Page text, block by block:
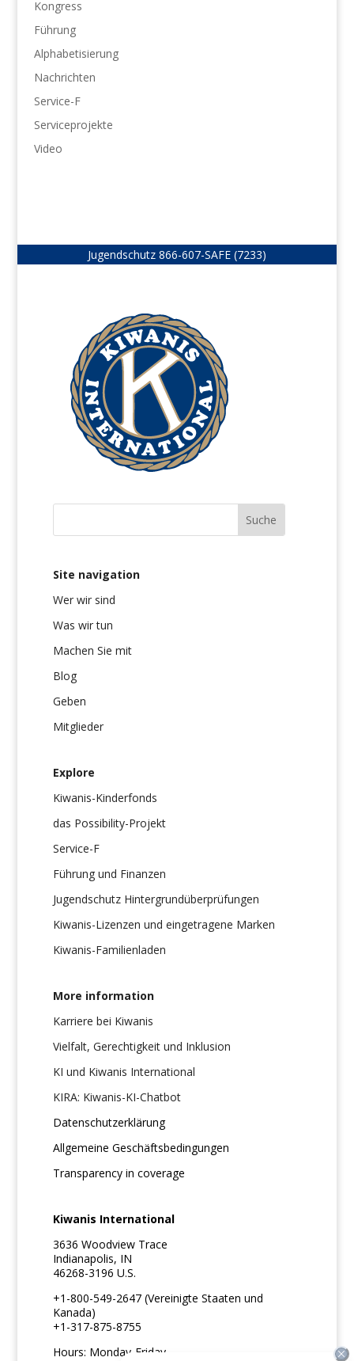
Kongress
Führung
Alphabetisierung
Nachrichten
Service-F
Serviceprojekte
Video
Jugendschutz 866-607-SAFE (7233)
Site navigation
Wer wir sind
Was wir tun
Machen Sie mit
Blog
Geben
Mitglieder
Explore
Kiwanis-Kinderfonds
das Possibility-Projekt
Service-F
Führung und Finanzen
Jugendschutz Hintergrundüberprüfungen
Kiwanis-Lizenzen und eingetragene Marken
Kiwanis-Familienladen
More information
Karriere bei Kiwanis
Vielfalt, Gerechtigkeit und Inklusion
KI und Kiwanis International
KIRA: Kiwanis-KI-Chatbot
Datenschutzerklärung
Allgemeine Geschäftsbedingungen
Transparency in coverage
Kiwanis International
3636 Woodview Trace
Indianapolis, IN
46268-3196 U.S.
+1-800-549-2647 (Vereinigte Staaten und
Kanada)
+1-317-875-8755
Hours: Monday-Friday